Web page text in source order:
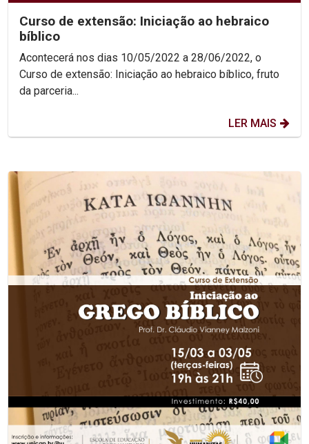
Curso de extensão: Iniciação ao hebraico
bíblico
Acontecerá nos dias 10/05/2022 a 28/06/2022, o
Curso de extensão: Iniciação ao hebraico bíblico, fruto
da parceria...
LER MAIS